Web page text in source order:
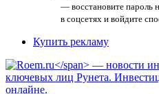
— восстановите пароль
в соцсетях и войдите
Купить рекламу